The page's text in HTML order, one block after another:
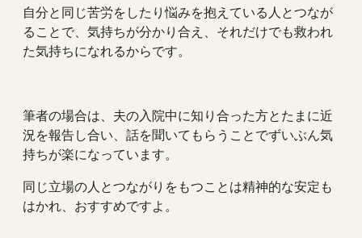
自分と同じ苦労をしたり悩みを抱えている人とつなが
ることで、気持ちが分かり合え、それだけでも救われ
た気持ちになれるからです。
筆者の場合は、夫の入院中に知り合った方とたまに近
況を報告し合い、話を聞いてもらうことでずいぶん気
持ちが楽になっています。
同じ立場の人とつながりをもつことは精神的な安定も
はかれ、おすすめですよ。